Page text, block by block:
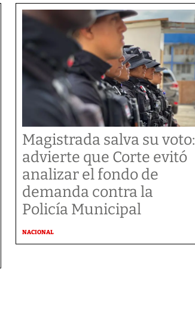
Magistrada salva su voto:
advierte que Corte evitó
analizar el fondo de
demanda contra la
Policía Municipal
NACIONAL